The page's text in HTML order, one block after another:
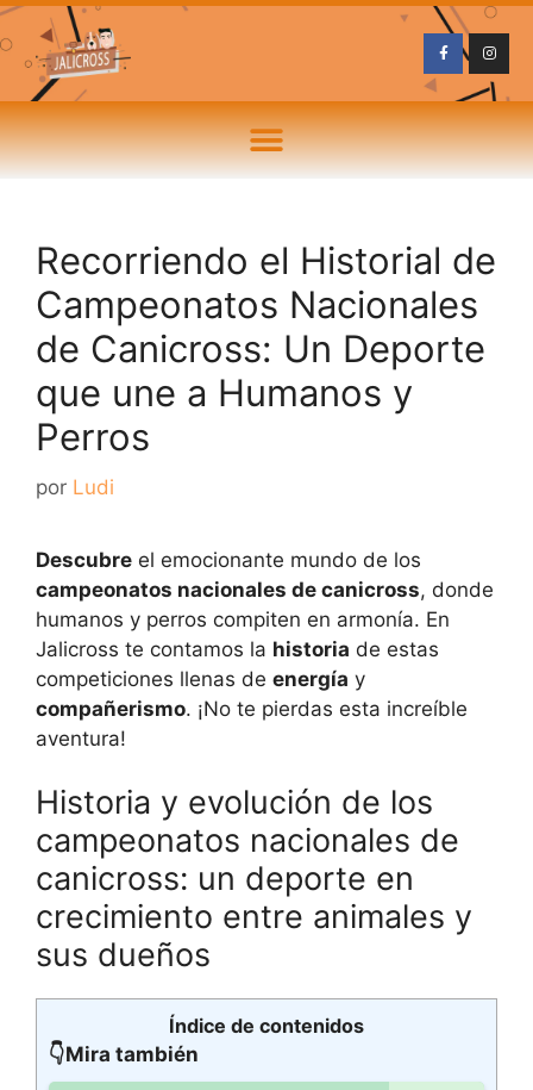
Recorriendo el Historial de
Campeonatos Nacionales
de Canicross: Un Deporte
que une a Humanos y
Perros
por Ludi
Descubre el emocionante mundo de los
campeonatos nacionales de canicross, donde
humanos y perros compiten en armonía. En
Jalicross te contamos la historia de estas
competiciones llenas de energía y
compañerismo. ¡No te pierdas esta increíble
aventura!
Historia y evolución de los
campeonatos nacionales de
canicross: un deporte en
crecimiento entre animales y
sus dueños
Índice de contenidos
👇Mira también